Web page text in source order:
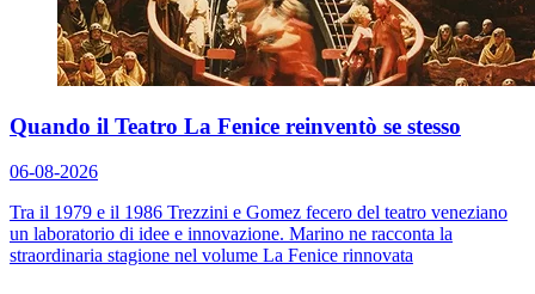
Quando il Teatro La Fenice reinventò se stesso
06-08-2026
Tra il 1979 e il 1986 Trezzini e Gomez fecero del teatro veneziano
un laboratorio di idee e innovazione. Marino ne racconta la
straordinaria stagione nel volume La Fenice rinnovata